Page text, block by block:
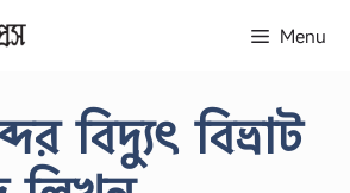
Menu
বিদ্যুৎ বিভ্রাট